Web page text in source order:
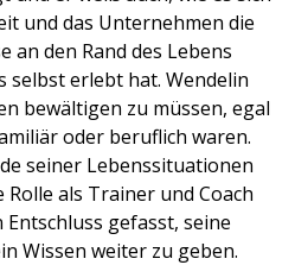
und das Unternehmen die
an den Rand des Lebens
selbst erlebt hat. Wendelin
bewältigen zu müssen, egal
oder beruflich waren.
seiner Lebenssituationen
als Trainer und Coach
gefasst, seine
Wissen weiter zu geben.